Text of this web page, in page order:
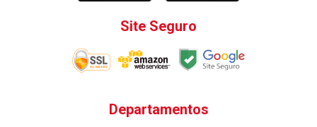
Site Seguro
Departamentos